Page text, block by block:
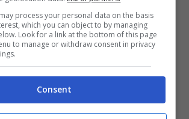
process your personal data on the basis
which you can object to by managing
Look for a link at the bottom of this page
to manage or withdraw consent in privacy
Consent